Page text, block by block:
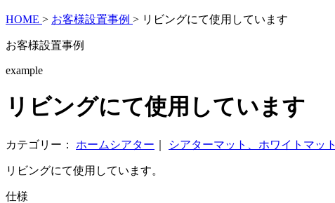
HOME > お客様設置事例 > リビングにて使用しています
お客様設置事例
example
リビングにて使用しています
カテゴリー： ホームシアター シアターマット、ホワイトマット
リビングにて使用しています。
仕様